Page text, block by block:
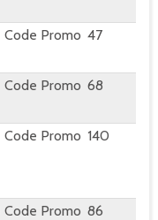
Code Promo 47
Code Promo 68
Code Promo 140
Code Promo 86